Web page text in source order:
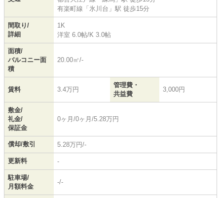
有楽町線 「 氷川台 」駅 徒歩15分
間取り/
詳細
1K
洋室 6.0帖/K 3.0帖
面積/
バルコニー面
積
20.00㎡/-
賃料 3.4万円
管理費・
共益費
3,000円
敷金/
礼金/
保証金
0ヶ月/0ヶ月/5.28万円
償却/敷引 5.28万円/-
更新料 -
駐車場/
月額料金
-/-